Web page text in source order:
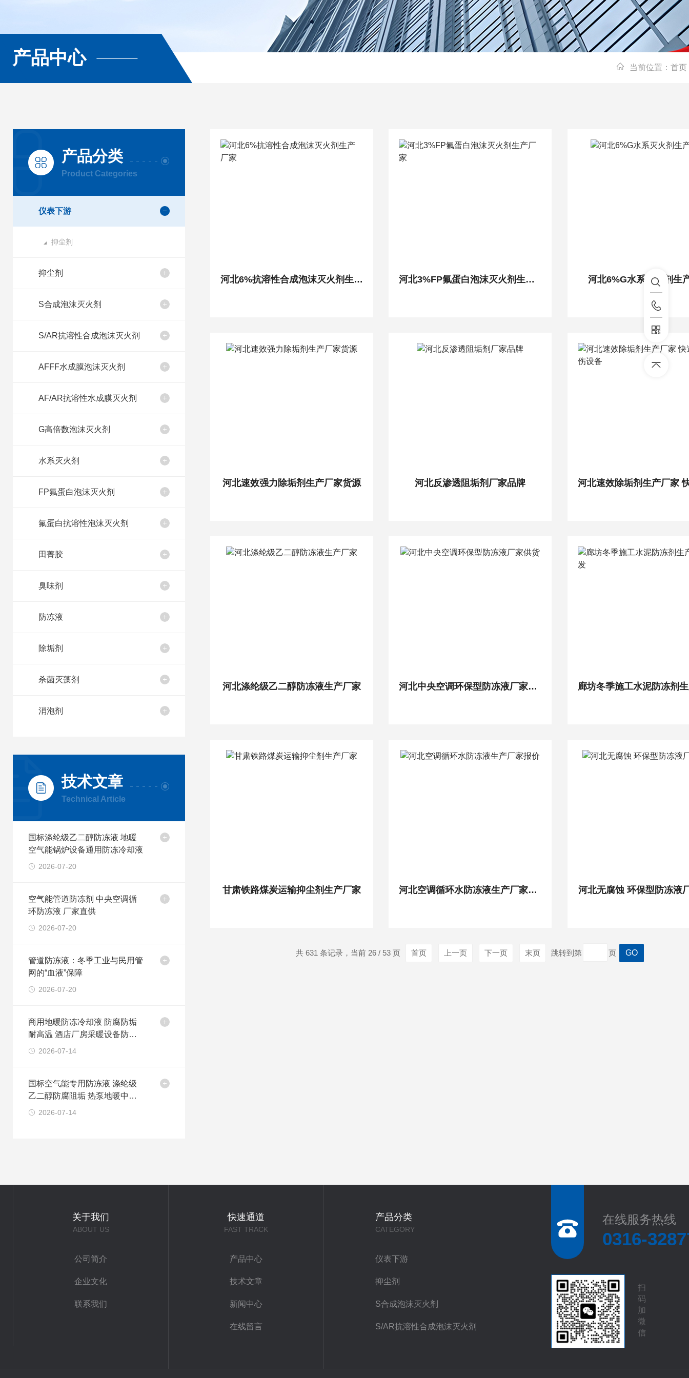
产品中心 当前位置： 首页
产品分类
Product Categories
仪表下游
抑尘剂
抑尘剂
S合成泡沫灭火剂
S/AR抗溶性合成泡沫灭火剂
AFFF水成膜泡沫灭火剂
AF/AR抗溶性水成膜灭火剂
G高倍数泡沫灭火剂
水系灭火剂
FP氟蛋白泡沫灭火剂
氟蛋白抗溶性泡沫灭火剂
田菁胶
臭味剂
防冻液
除垢剂
杀菌灭藻剂
消泡剂
技术文章
Technical Article
国标涤纶级乙二醇防冻液 地暖
空气能锅炉设备通用防冻冷却液
2026-07-20
空气能管道防冻剂 中央空调循
环防冻液 厂家直供
2026-07-20
管道防冻液：冬季工业与民用管
网的“血液”保障
2026-07-20
商用地暖防冻冷却液 防腐防垢
耐高温 酒店厂房采暖设备防冻
剂
2026-07-14
国标空气能专用防冻液 涤纶级
乙二醇防腐阻垢 热泵地暖中央
空调循环冷却液
2026-07-14
河北6%抗溶性合成泡沫灭火剂生产厂家 河北3%FP氟蛋白泡沫灭火剂生产厂家 河北6%G水系灭火剂生
河北速效强力除垢剂生产厂家货源 河北反渗透阻垢剂厂家品牌
河北涤纶级乙二醇防冻液生产厂家 河北中央空调环保型防冻液厂家供货
甘肃铁路煤炭运输抑尘剂生产厂家 河北空调循环水防冻液生产厂家报价 河北无腐蚀 环保型防冻液
共 631 条记录，当前 26 / 53 页 首页 上一页 下一页 末页 跳转到第 页
关于我们
ABOUT US
公司简介
企业文化
联系我们
快速通道
FAST TRACK
产品中心
技术文章
新闻中心
在线留言
产品分类
CATEGORY
仪表下游
抑尘剂
S合成泡沫灭火剂
S/AR抗溶性合成泡沫灭火剂
在线服务热线
0316-
扫
码
加
微
信